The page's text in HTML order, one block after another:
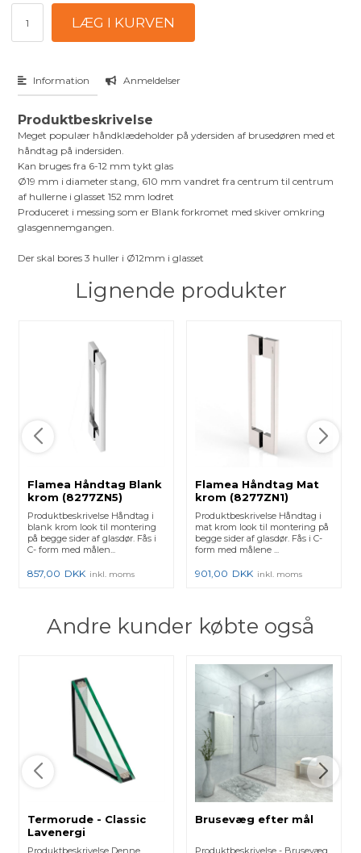
Information Anmeldelser
Produktbeskrivelse
Meget populær håndklædeholder på ydersiden af brusedøren med et
håndtag på indersiden.
Kan bruges fra 6-12 mm tykt glas
Ø19 mm i diameter stang, 610 mm vandret fra centrum til centrum
af hullerne i glasset 152 mm lodret
Produceret i messing som er Blank forkromet med skiver omkring
glasgennemgangen.
Der skal bores 3 huller i Ø12mm i glasset
Lignende produkter
Flamea Håndtag Blank
krom (8277ZN5)
Produktbeskrivelse Håndtag i
blank krom look til montering
på begge sider af glasdør. Fås i
C- form med målen...
857,00 DKK inkl. moms
Flamea Håndtag Mat
krom (8277ZN1)
Produktbeskrivelse Håndtag i
mat krom look til montering på
begge sider af glasdør. Fås i C-
form med målene ...
901,00 DKK inkl. moms
Andre kunder købte også
Termorude - Classic
Lavenergi
Brusevæg efter mål